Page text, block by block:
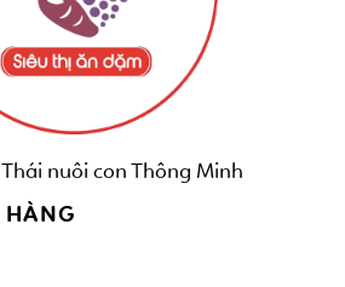
nuôi con Thông Minh
HÀNG